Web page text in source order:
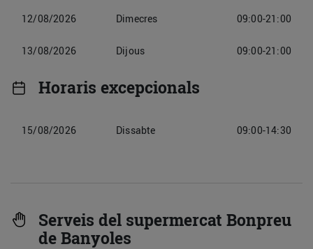
12/08/2026 Dimecres 09:00-21:00
13/08/2026 Dijous 09:00-21:00
Horaris excepcionals
15/08/2026 Dissabte 09:00-14:30
Serveis del supermercat Bonpreu
de Banyoles